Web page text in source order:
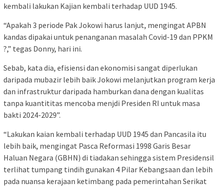
kembali lakukan Kajian kembali terhadap UUD 1945.
“Apakah 3 periode Pak Jokowi harus lanjut, mengingat APBN
kandas dipakai untuk penanganan masalah Covid-19 dan PPKM
?,” tegas Donny, hari ini.
Sebab, kata dia, efisiensi dan ekonomisi sangat diperlukan
daripada mubazir lebih baik Jokowi melanjutkan program kerja
dan infrastruktur daripada hamburkan dana dengan kualitas
tanpa kuantititas mencoba menjdi Presiden RI untuk masa
bakti 2024-2029”.
“Lakukan kaian kembali terhadap UUD 1945 dan Pancasila itu
lebih baik, mengingat Pasca Reformasi 1998 Garis Besar
Haluan Negara (GBHN) di tiadakan sehingga sistem Presidensil
terlihat tumpang tindih gunakan 4 Pilar Kebangsaan dan lebih
pada nuansa kerajaan ketimbang pada pemerintahan Serikat